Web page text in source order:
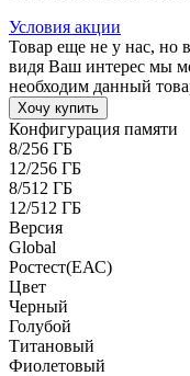
Условия акции
Товар еще не у нас, но
видя Ваш интерес мы
необходим данный
Хочу купить
Конфигурация памяти
8/256 ГБ
12/256 ГБ
8/512 ГБ
12/512 ГБ
Версия
Global
Pостест(ЕАС)
Цвет
Черный
Голубой
Титановый
Фиолетовый